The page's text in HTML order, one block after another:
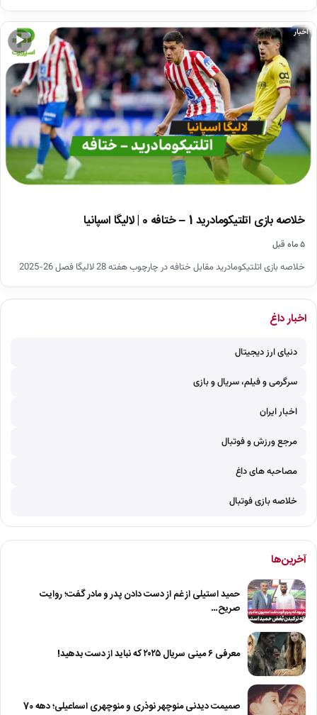
▶
اخبار
خلاصه بازی اتلتیکومادرید 1 – ختافه 0 | لالیگا اسپانیا
۵ ماه قبل
خلاصه بازی اتلتیکومادرید مقابل ختافه در چارچوب هفته 28 لالیگا فصل 26-2025
اخبار داغ
دنیای ارز دیجیتال
سرگرمی و فیلم، سریال و بازی
اخبار ایران
مرجع ورزش و فوتبال
مصاحبه های داغ
خلاصه بازی فوتبال
آخرین‌ها
حمید استیلی از غم از دست دادن پدر و مادر گفت؛ روایت
صریح…
معرفی ۶ مینی سریال ۲۰۲۵ که نباید از دست بدهید!
صمیمت دیدنی منوچهر نوذری و منوچهری اسماعیلی؛ دهه 70